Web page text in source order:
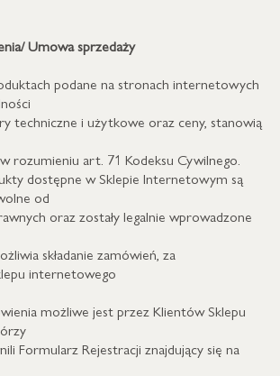
Umowa sprzedaży
podane na stronach internetowych
techniczne i użytkowe oraz ceny, stanowią
rozumieniu art. 71 Kodeksu Cywilnego.
dostępne w Sklepie Internetowym są
od
oraz zostały legalnie wprowadzone
składanie zamówień, za
internetowego
możliwe jest przez Klientów Sklepu
Formularz Rejestracji znajdujący się na